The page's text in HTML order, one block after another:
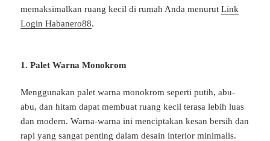
memaksimalkan ruang kecil di rumah Anda menurutLink
Login Habanero88.
1. Palet Warna Monokrom
Menggunakan palet warna monokrom seperti putih, abu-
abu, dan hitam dapat membuat ruang kecil terasa lebih luas
dan modern. Warna-warna ini menciptakan kesan bersih dan
rapi yang sangat penting dalam desain interior minimalis.